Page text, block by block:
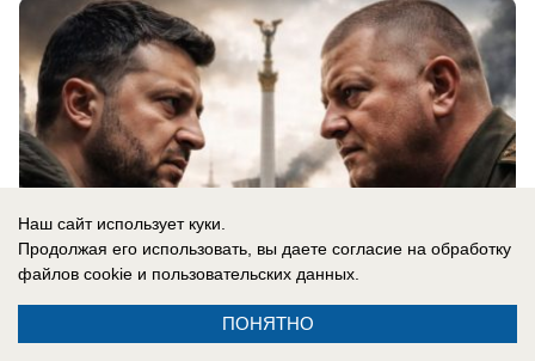
Наш сайт использует куки.
Продолжая его использовать, вы даете согласие на обработку
файлов cookie и пользовательских данных.
ПОНЯТНО